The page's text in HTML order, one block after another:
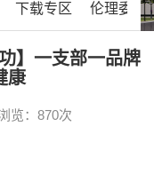
下载专区 伦理委员
】一支部一品牌
康
览： 870次